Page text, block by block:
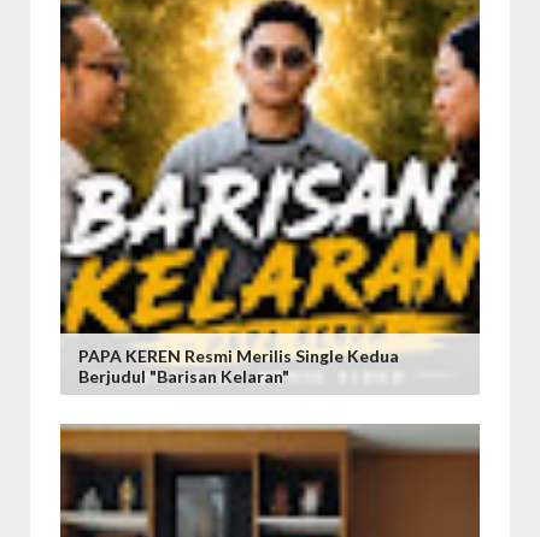
PAPA KEREN Resmi Merilis Single Kedua
Berjudul "Barisan Kelaran"